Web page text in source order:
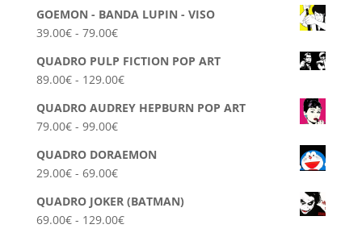
GOEMON - BANDA LUPIN - VISO
39.00€ - 79.00€Fascia
prezzo:
da
39.00€
a
QUADRO PULP FICTION POP ART
89.00€ - 129.00€Fascia
prezzo:
89.00€
QUADRO AUDREY HEPBURN POP ART
79.00€ - 99.00€Fascia
prezzo:
da
79.00€
a
QUADRO DORAEMON
29.00€ - 69.00€Fascia
prezzo:
da
QUADRO JOKER (BATMAN)
69.00€ - 129.00€Fascia